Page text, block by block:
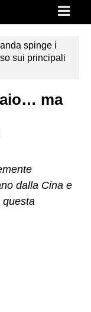
spinge i
sui principali
ma
dalla Cina e
questa